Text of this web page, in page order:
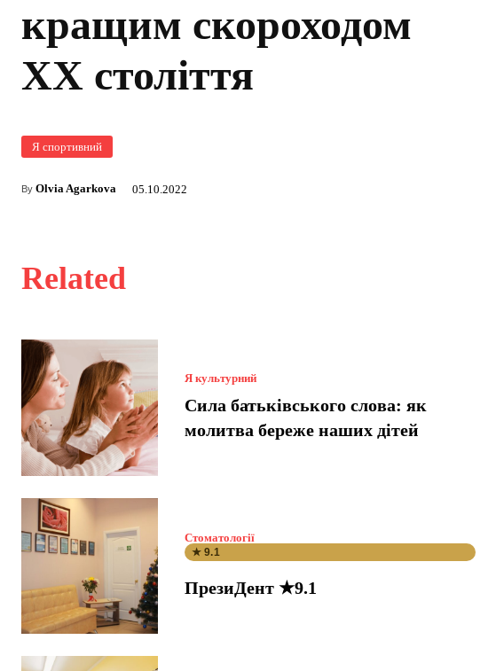
кращим скороходом
ХХ століття
Я спортивний
By Olvia Agarkova 05.10.2022
Related
Я культурний
Сила батьківського слова: як
молитва береже наших дітей
Стоматології
★ 9.1
ПрезиДент ★9.1